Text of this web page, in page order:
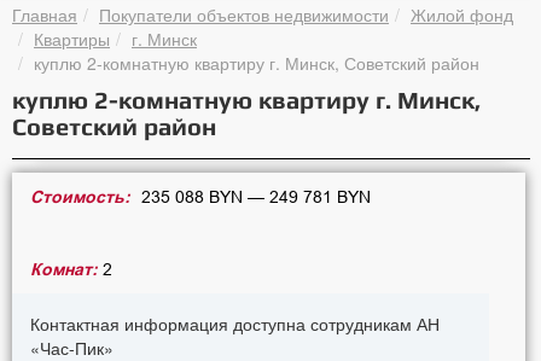
Главная Покупатели объектов недвижимости
Жилой фонд
Квартиры
г. Минск
куплю 2-комнатную квартиру г. Минск, Советский район
куплю 2-комнатную квартиру г. Минск,
Советский район
Стоимость: 235 088 BYN — 249 781 BYN
Комнат: 2
Контактная информация доступна сотрудникам АН
«Час-Пик»